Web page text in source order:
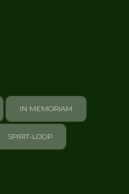
IN MEMORIAM
SPIRIT-LOOP